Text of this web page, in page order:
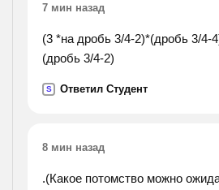
7 мин назад
(3 *на дробь 3/4-2)*(дробь 3/4-
(дробь 3/4-2)
S Ответил Студент
8 мин назад
.(Какое потомство можно